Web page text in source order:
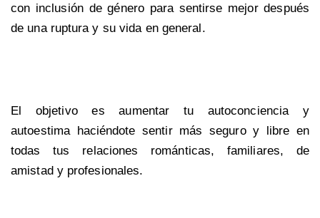
con inclusión de género para sentirse mejor después
de una ruptura y su vida en general.
El objetivo es aumentar tu autoconciencia y
autoestima haciéndote sentir más seguro y libre en
todas tus relaciones románticas, familiares, de
amistad y profesionales.